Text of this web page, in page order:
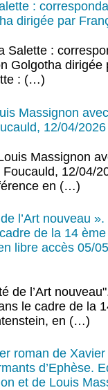
:
dirigée par
:
dirigée
: (…)
Massignon
12/04/2026
Massignon
12/04/
en (…)
l’Art nouveau
de la 14
libre accès 05/
de l’Art
le cadre de la
en (…)
roman de
d’Ephèse.
et de Louis